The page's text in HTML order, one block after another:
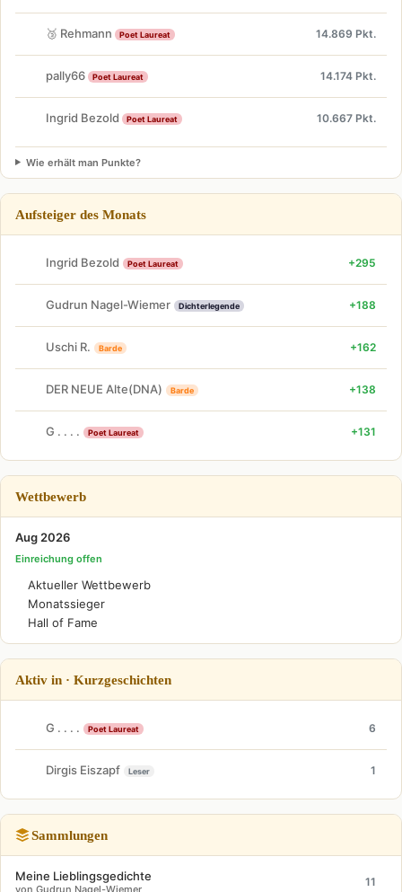
🥉 Rehmann Poet Laureat 14.869 Pkt.
pally66 Poet Laureat 14.174 Pkt.
Ingrid Bezold Poet Laureat 10.667 Pkt.
Wie erhält man Punkte?
Aufsteiger des Monats
Ingrid Bezold Poet Laureat +295
Gudrun Nagel-Wiemer Dichterlegende +188
Uschi R. Barde +162
DER NEUE Alte(DNA) Barde +138
G . . . . Poet Laureat +131
Wettbewerb
Aug 2026
Einreichung offen
Aktueller Wettbewerb
Monatssieger
Hall of Fame
Aktiv in · Kurzgeschichten
G . . . . Poet Laureat 6
Dirgis Eiszapf Leser 1
Sammlungen
Meine Lieblingsgedichte
von Gudrun Nagel-Wiemer
11